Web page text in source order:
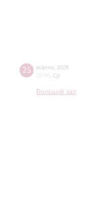
25 марта
2026
19:00 Ср
Большой зал